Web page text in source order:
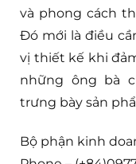
và phong cách
Đó mới là điều
vị thiết kế khi
những ông bà
trưng bày sản
Bộ phận kinh